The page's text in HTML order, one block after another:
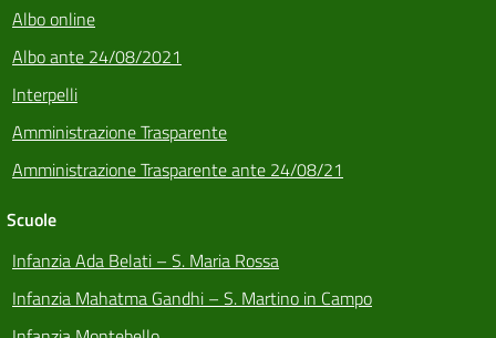
Albo online
Albo ante 24/08/2021
Interpelli
Amministrazione Trasparente
Amministrazione Trasparente ante 24/08/21
Scuole
Infanzia Ada Belati – S. Maria Rossa
Infanzia Mahatma Gandhi – S. Martino in Campo